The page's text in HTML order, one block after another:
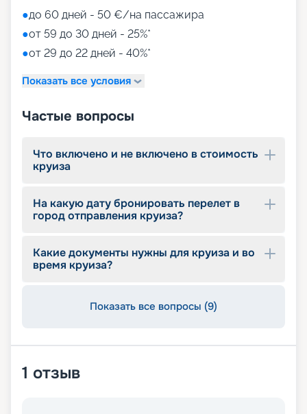
●до 60 дней - 50 €/на пассажира
●от 59 до 30 дней - 25%*
●от 29 до 22 дней - 40%*
Показать все условия
Частые вопросы
Что включено и не включено в стоимость
круиза
На какую дату бронировать перелет в
город отправления круиза?
Какие документы нужны для круиза и во
время круиза?
Показать все вопросы (9)
1 отзыв